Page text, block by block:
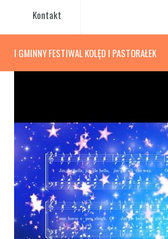
Kontakt
I GMINNY FESTIWAL KOLĘD I PASTORAŁEK